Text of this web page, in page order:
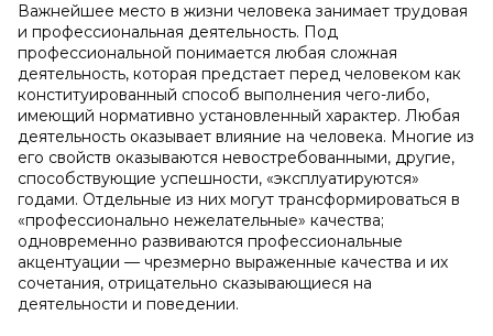
Важнейшее место в жизни человека занимает трудовая
и профессиональная деятельность. Под
профессиональной понимается любая сложная
деятельность, которая предстает перед человеком как
конституированный способ выполнения чего-либо,
имеющий нормативно установленный характер. Любая
деятельность оказывает влияние на человека. Многие из
его свойств оказываются невостребованными, другие,
способствующие успешности, «эксплуатируются»
годами. Отдельные из них могут трансформироваться в
«профессионально нежелательные» качества;
одновременно развиваются профессиональные
акцентуации — чрезмерно выраженные качества и их
сочетания, отрицательно сказывающиеся на
деятельности и поведении.